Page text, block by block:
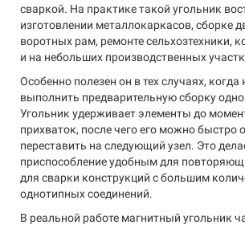
сваркой. На практике такой угольник
изготовлении металлокаркасов, сборке
воротных рам, ремонте сельхозтехники,
и на небольших производственных
Особенно полезен он в тех случаях,
выполнить предварительную сборку
Угольник удерживает элементы до
прихваток, после чего его можно быстро
переставить на следующий узел. Это
приспособление удобным для
для сварки конструкций с большим
однотипных соединений.
В реальной работе магнитный угольник